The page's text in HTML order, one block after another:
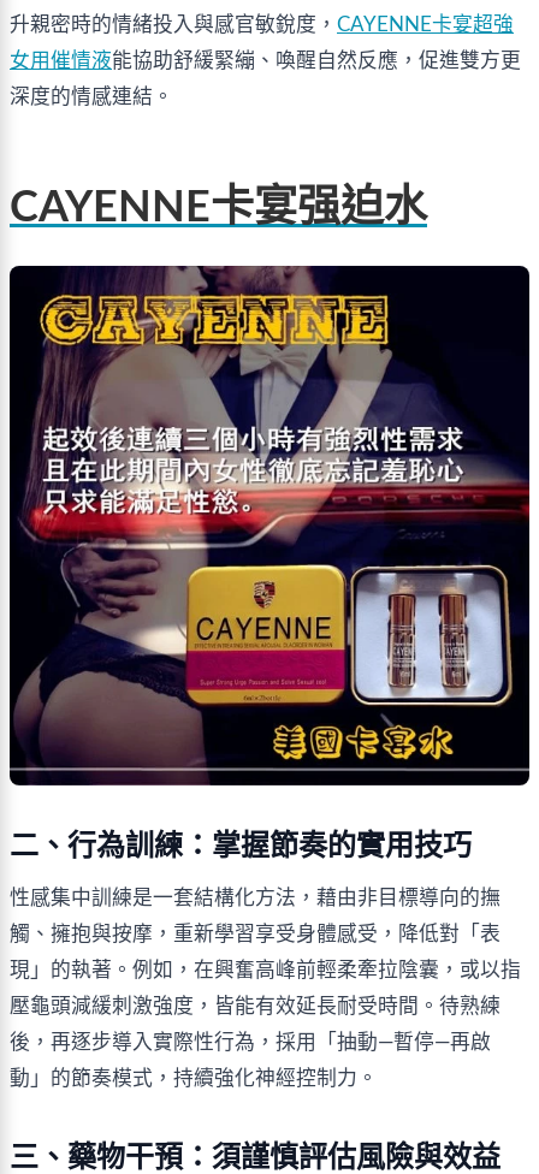
升親密時的情緒投入與感官敏銳度， CAYENNE卡宴超強
女用催情液能協助舒緩緊繃、喚醒自然反應，促進雙方更
深度的情感連結。
CAYENNE卡宴强迫水
二、行為訓練：掌握節奏的實用技巧
性感集中訓練是一套結構化方法，藉由非目標導向的撫
觸、擁抱與按摩，重新學習享受身體感受，降低對「表
現」的執著。例如，在興奮高峰前輕柔牽拉陰囊，或以指
壓龜頭減緩刺激強度，皆能有效延長耐受時間。待熟練
後，再逐步導入實際性行為，採用「抽動—暫停—再啟
動」的節奏模式，持續強化神經控制力。
三、藥物干預：須謹慎評估風險與效益